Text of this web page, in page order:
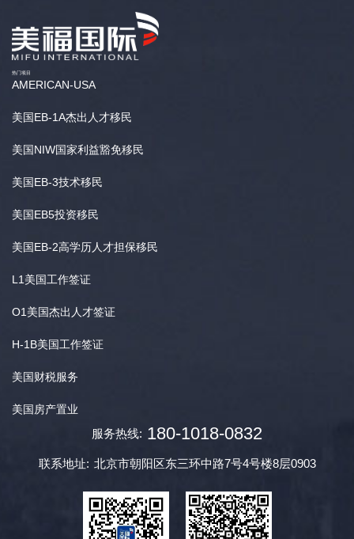
热门项目
AMERICAN-USA
美国EB-1A杰出人才移民
美国NIW国家利益豁免移民
美国EB-3技术移民
美国EB5投资移民
美国EB-2高学历人才担保移民
L1美国工作签证
O1美国杰出人才签证
H-1B美国工作签证
美国财税服务
美国房产置业
服务热线: 180-1018-0832
联系地址: 北京市朝阳区东三环中路7号4号楼8层0903